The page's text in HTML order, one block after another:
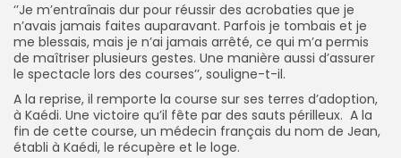
‘’Je m’entraînais dur pour réussir des acrobaties que je
n’avais jamais faites auparavant. Parfois je tombais et je
me blessais, mais je n’ai jamais arrêté, ce qui m’a permis
de maîtriser plusieurs gestes. Une manière aussi d’assurer
le spectacle lors des courses’’, souligne-t-il.
A la reprise, il remporte la course sur ses terres d’adoption,
à Kaédi. Une victoire qu’il fête par des sauts périlleux. A la
fin de cette course, un médecin français du nom de Jean,
établi à Kaédi, le récupère et le loge.